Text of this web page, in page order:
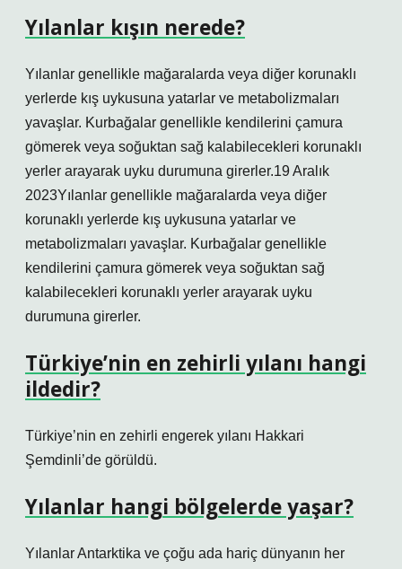
Yılanlar kışın nerede?
Yılanlar genellikle mağaralarda veya diğer korunaklı
yerlerde kış uykusuna yatarlar ve metabolizmaları
yavaşlar. Kurbağalar genellikle kendilerini çamura
gömerek veya soğuktan sağ kalabilecekleri korunaklı
yerler arayarak uyku durumuna girerler.19 Aralık
2023Yılanlar genellikle mağaralarda veya diğer
korunaklı yerlerde kış uykusuna yatarlar ve
metabolizmaları yavaşlar. Kurbağalar genellikle
kendilerini çamura gömerek veya soğuktan sağ
kalabilecekleri korunaklı yerler arayarak uyku
durumuna girerler.
Türkiye’nin en zehirli yılanı hangi
ildedir?
Türkiye’nin en zehirli engerek yılanı Hakkari
Şemdinli’de görüldü.
Yılanlar hangi bölgelerde yaşar?
Yılanlar Antarktika ve çoğu ada hariç dünyanın her